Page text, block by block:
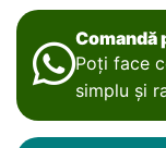
Comandă
Poți face
simplu și